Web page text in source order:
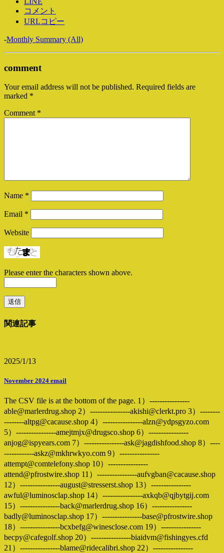
コメント
URLコピー
-Monthly Summary (All)
comment
Your email address will not be published. Required fields are
marked *
Comment *
Name *
Email *
Website
Please enter the characters shown above.
関連記事
2025/1/13
November 2024 email
The CSV file is at the bottom of the page. 1）----------------
able@marlerdrug.shop 2）----------------akishi@clerkt.pro 3）--------
--------altpg@cacause.shop 4）----------------alzn@ydpsgyzo.com
5）----------------amejtmjx@drugsco.shop 6）----------------
anjog@ispyears.com 7）----------------ask@jagdishfood.shop 8）----
------------askz@mkhrwkyo.com 9）----------------
attempt@comtelefony.shop 10）----------------
attend@pfrostwire.shop 11）----------------aufvgban@cacause.shop
12）----------------august@stresserst.shop 13）----------------
awful@luminosclap.shop 14）----------------axkqb@qjbytgij.com
15）----------------back@marlerdrug.shop 16）----------------
badly@luminosclap.shop 17）----------------base@pfrostwire.shop
18）----------------bcxbefg@winesclose.com 19）----------------
becpy@cafegolf.shop 20）----------------biaidvm@fishingyes.cfd
21）----------------blame@ridecalibri.shop 22）----------------